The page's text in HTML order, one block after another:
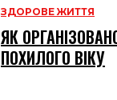
ЗДОРОВЕ ЖИТТЯ
ЯК
ПОХИЛОГО ВІКУ